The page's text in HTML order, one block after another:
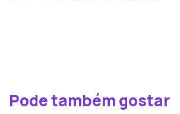
Pode também gostar